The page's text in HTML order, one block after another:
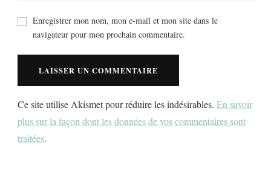
Enregistrer mon nom, mon e-mail et mon site dans le
navigateur pour mon prochain commentaire.
Ce site utilise Akismet pour réduire les indésirables. En savoir
plus sur la façon dont les données de vos commentaires sont
traitées.